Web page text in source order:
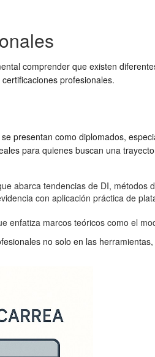
comprender que existen
profesionales.
presentan como diplomados,
para quienes buscan una
abarca tendencias de DI, métodos
con aplicación práctica de
enfatiza marcos teóricos como el
no solo en las